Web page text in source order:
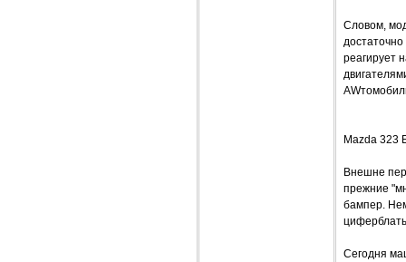
Словом,
реагирует
Mazda 323
Внешне
прежние
бампер.
Сегодня